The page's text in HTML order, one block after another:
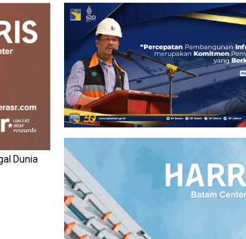
Dunia